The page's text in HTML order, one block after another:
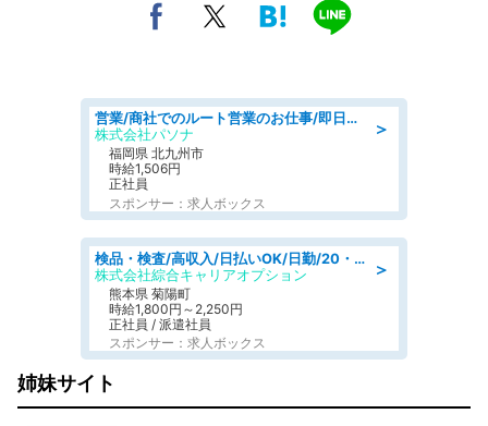
＞
営業/商社でのルート営業のお仕事/即日勤務可/車通勤可/営業
株式会社パソナ
福岡県 北九州市
時給1,506円
正社員
スポンサー：求人ボックス
＞
検品・検査/高収入/日払いOK/日勤/20・30・40代活躍中/製造 工場
株式会社綜合キャリアオプション
熊本県 菊陽町
時給1,800円～2,250円
正社員 / 派遣社員
スポンサー：求人ボックス
姉妹サイト